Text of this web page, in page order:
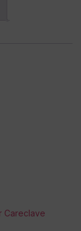
Careclave